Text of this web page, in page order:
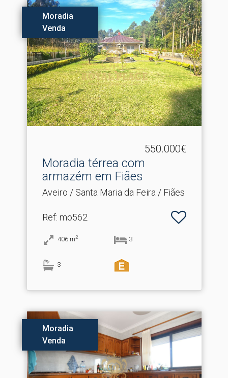
Moradia
Venda
550.000€
Moradia térrea com
armazém em Fiães
Aveiro / Santa Maria da Feira / Fiães
Ref: mo562
406 m2 3
3
Moradia
Venda